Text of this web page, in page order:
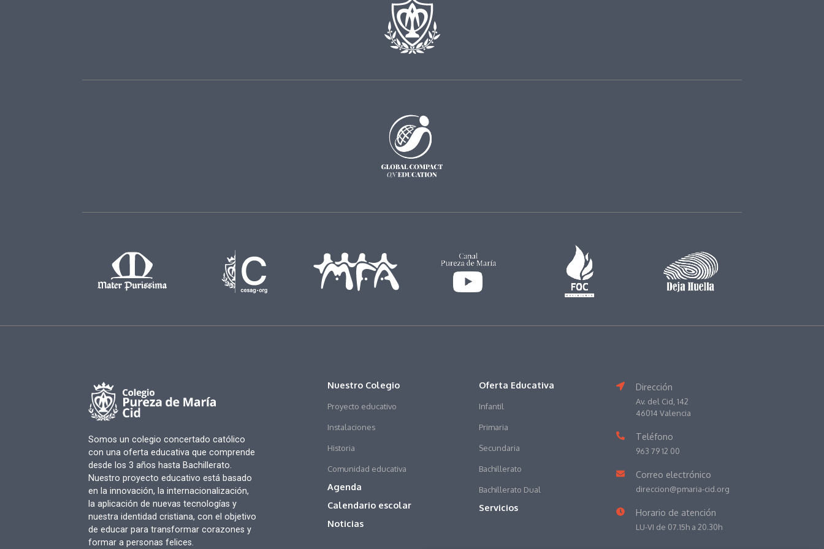
Somos un colegio concertado católico
con una oferta educativa que comprende
desde los 3 años hasta Bachillerato.
Nuestro proyecto educativo está basado
en la innovación, la internacionalización,
la aplicación de nuevas tecnologías y
nuestra identidad cristiana, con el objetivo
de educar para transformar corazones y
formar a personas felices.
Nuestro Colegio
Proyecto educativo
Instalaciones
Historia
Comunidad educativa
Agenda
Calendario escolar
Noticias
Oferta Educativa
Infantil
Primaria
Secundaria
Bachillerato
Bachillerato Dual
Servicios
Dirección
Av. del Cid, 142
46014 Valencia
Teléfono
963 79 12 00
Correo electrónico
direccion@pmaria-cid.org
Horario de atención
LU-VI de 07.15h a 20.30h